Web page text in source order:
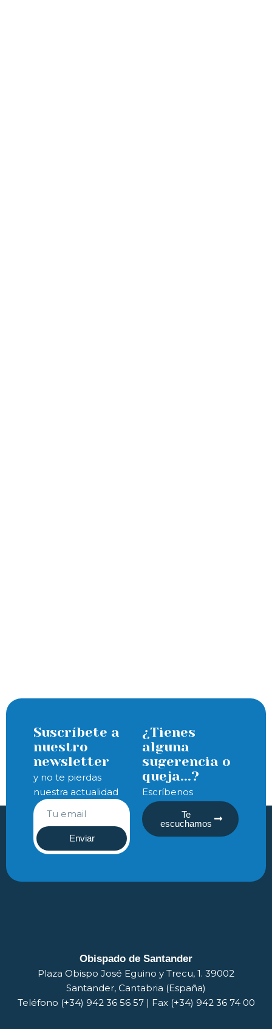
Suscríbete a
nuestro
newsletter
y no te pierdas
nuestra actualidad
Enviar
¿Tienes
alguna
sugerencia o
queja...?
Escríbenos
Te
escuchamos
Obispado de Santander
Plaza Obispo José Eguino y Trecu, 1. 39002
Santander, Cantabria (España)
Teléfono (+34) 942 36 56 57 | Fax (+34) 942 36 74 00